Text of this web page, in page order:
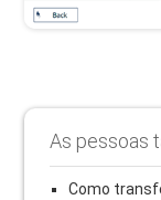
As pessoas
Como